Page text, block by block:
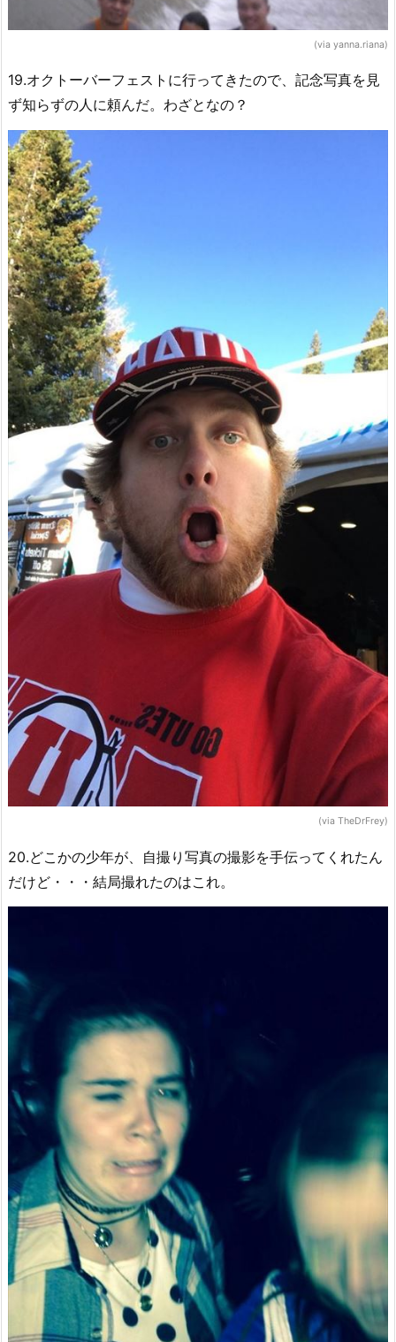
(via yanna.riana)
19.オクトーバーフェストに行ってきたので、記念写真を見
ず知らずの人に頼んだ。わざとなの？
(via TheDrFrey)
20.どこかの少年が、自撮り写真の撮影を手伝ってくれたん
だけど・・・結局撮れたのはこれ。